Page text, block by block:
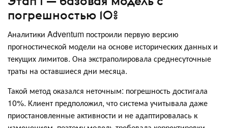
погрешностью 10%
Аналитики Adventum построили первую версию
прогностической модели на основе исторических данных и
текущих лимитов. Она экстраполировала среднесуточные
траты на оставшиеся дни месяца.
Такой метод оказался неточным: погрешность достигала
10%. Клиент предположил, что система учитывала даже
приостановленные активности и не адаптировалась к